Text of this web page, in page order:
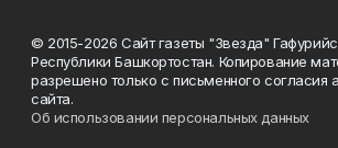
© 2015-2026 Сайт газеты "Звезда"
Республики Башкортостан. Копирование
разрешено только с письменного согласия
сайта.
Об использовании персональных данных